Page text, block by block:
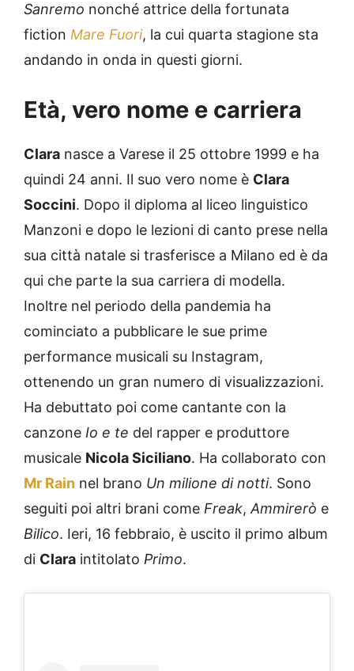
Sanremo nonché attrice della fortunata
fiction Mare Fuori, la cui quarta stagione sta
andando in onda in questi giorni.
Età, vero nome e carriera
Clara nasce a Varese il 25 ottobre 1999 e ha
quindi 24 anni. Il suo vero nome è Clara
Soccini. Dopo il diploma al liceo linguistico
Manzoni e dopo le lezioni di canto prese nella
sua città natale si trasferisce a Milano ed è da
qui che parte la sua carriera di modella.
Inoltre nel periodo della pandemia ha
cominciato a pubblicare le sue prime
performance musicali su Instagram,
ottenendo un gran numero di visualizzazioni.
Ha debuttato poi come cantante con la
canzone Io e te del rapper e produttore
musicale Nicola Siciliano. Ha collaborato con
Mr Rain nel brano Un milione di notti. Sono
seguiti poi altri brani come Freak,Ammirerò e
Bilico. Ieri, 16 febbraio, è uscito il primo album
di Clara intitolato Primo.